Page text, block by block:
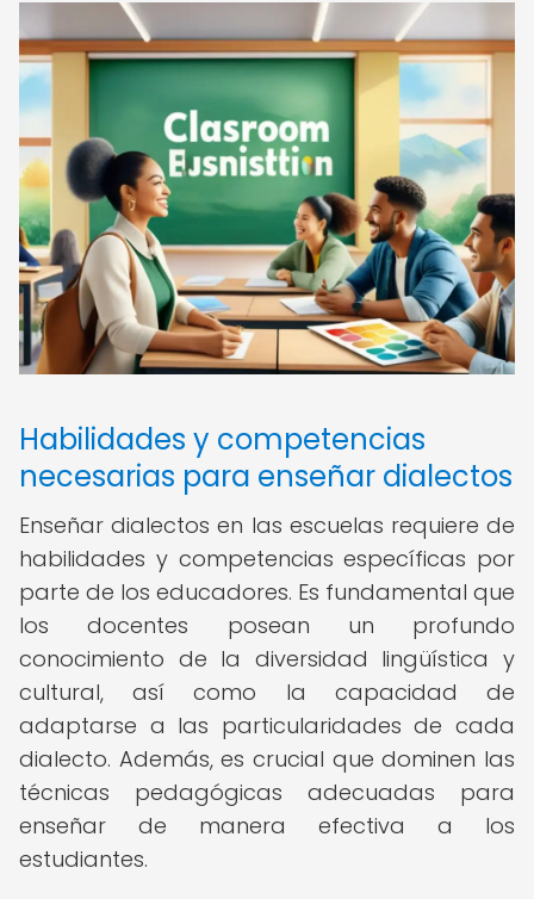
Habilidades y competencias
necesarias para enseñar dialectos
Enseñar dialectos en las escuelas requiere de
habilidades y competencias específicas por
parte de los educadores. Es fundamental que
los docentes posean un profundo
conocimiento de la diversidad lingüística y
cultural, así como la capacidad de
adaptarse a las particularidades de cada
dialecto. Además, es crucial que dominen las
técnicas pedagógicas adecuadas para
enseñar de manera efectiva a los
estudiantes.